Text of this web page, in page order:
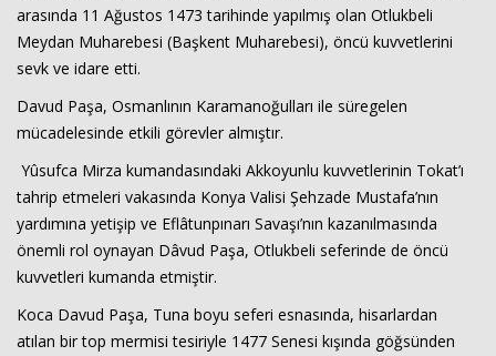
arasında 11 Ağustos 1473 tarihinde yapılmış olan Otlukbeli
Meydan Muharebesi (Başkent Muharebesi), öncü kuvvetlerini
sevk ve idare etti.
Davud Paşa, Osmanlının Karamanoğulları ile süregelen
mücadelesinde etkili görevler almıştır.
Yûsufca Mirza kumandasındaki Akkoyunlu kuvvetlerinin Tokat’ı
tahrip etmeleri vakasında Konya Valisi Şehzade Mustafa’nın
yardımına yetişip ve Eflâtunpınarı Savaşı’nın kazanılmasında
önemli rol oynayan Dâvud Paşa, Otlukbeli seferinde de öncü
kuvvetleri kumanda etmiştir.
Koca Davud Paşa, Tuna boyu seferi esnasında, hisarlardan
atılan bir top mermisi tesiriyle 1477 Senesi kışında göğsünden